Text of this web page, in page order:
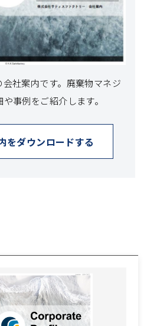
社案内です。 廃棄物マネジ
事例をご紹介します。
をダウンロードする